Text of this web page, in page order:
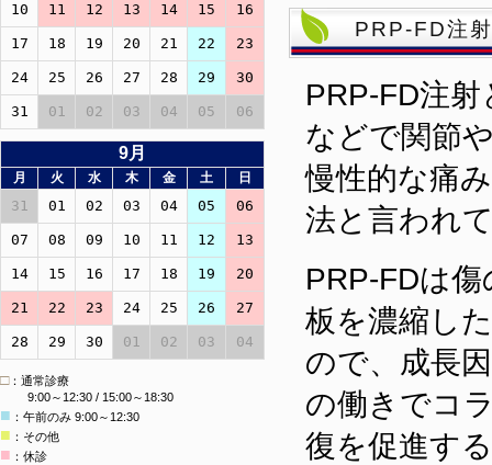
10 11 12 13 14 15 16
17 18 19 20 21 22 23
24 25 26 27 28 29 30
31 01 02 03 04 05 06
9月
月 火 水 木 金 土 日
31 01 02 03 04 05 06
07 08 09 10 11 12 13
14 15 16 17 18 19 20
21 22 23 24 25 26 27
28 29 30 01 02 03 04
□：通常診療
9:00～12:30 / 15:00～18:30
■ ：午前のみ 9:00～12:30
■ ：その他
■ ：休診
PRP-FD注
PRP-FD注
などで関節
慢性的な痛
法と言われ
PRP-FDは
板を濃縮し
ので、成長
の働きでコ
復を促進す